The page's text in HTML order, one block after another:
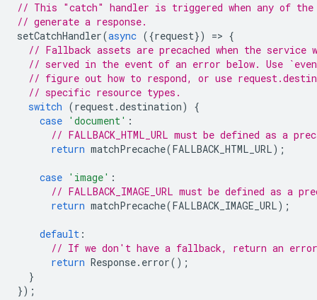
// This "catch" handler is triggered when any of
// generate a response.
setCatchHandler(async ({request}) => {
// Fallback assets are precached when the
// served in the event of an error below. Use
// figure out how to respond, or use
// specific resource types.
switch (request.destination)
{
case 'document' :
// FALLBACK_HTML_URL must be defined as a
return matchPrecache(FALLBACK_HTML_URL);
case 'image' :
// FALLBACK_IMAGE_URL must be defined as a
return matchPrecache(FALLBACK_IMAGE_URL);
default :
// If we don't have a fallback, return an error
return Response. error();
}
});